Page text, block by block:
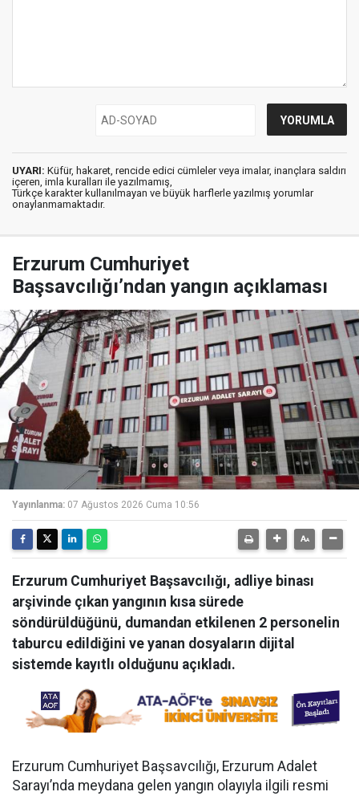
UYARI: Küfür, hakaret, rencide edici cümleler veya imalar, inançlara saldırı
içeren, imla kuralları ile yazılmamış,
Türkçe karakter kullanılmayan ve büyük harflerle yazılmış yorumlar
onaylanmamaktadır.
Erzurum Cumhuriyet
Başsavcılığı’ndan yangın açıklaması
Yayınlanma: 07 Ağustos 2026 Cuma 10:56
Erzurum Cumhuriyet Başsavcılığı, adliye binası
arşivinde çıkan yangının kısa sürede
söndürüldüğünü, dumandan etkilenen 2 personelin
taburcu edildiğini ve yanan dosyaların dijital
sistemde kayıtlı olduğunu açıkladı.
Erzurum Cumhuriyet Başsavcılığı, Erzurum Adalet
Sarayı’nda meydana gelen yangın olayıyla ilgili resmi